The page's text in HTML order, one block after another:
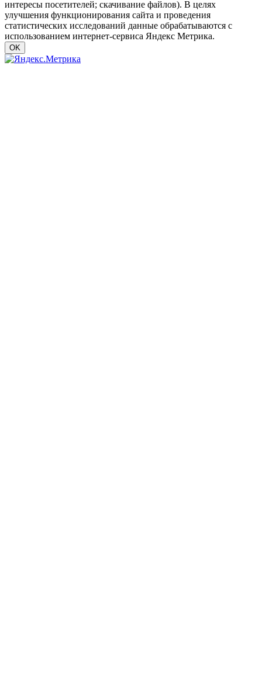
интересы посетителей; скачивание файлов). В целях
улучшения функционирования сайта и проведения
статистических исследований данные обрабатываются с
использованием интернет-сервиса Яндекс Метрика.
OK